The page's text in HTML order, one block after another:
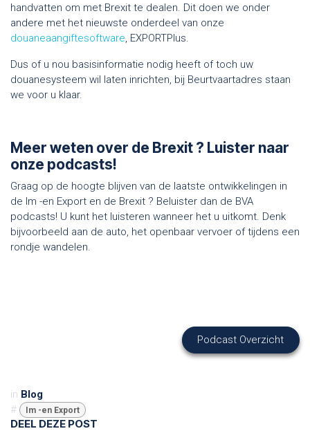
handvatten om met Brexit te dealen. Dit doen we onder
andere met het nieuwste onderdeel van onze
douaneaangiftesoftware, EXPORTPlus.
Dus of u nou basisinformatie nodig heeft of toch uw
douanesysteem wil laten inrichten, bij Beurtvaartadres staan
we voor u klaar.
Meer weten over de Brexit ? Luister naar
onze podcasts!
Graag op de hoogte blijven van de laatste ontwikkelingen in
de Im -en Export en de Brexit ? Beluister dan de BVA
podcasts! U kunt het luisteren wanneer het u uitkomt. Denk
bijvoorbeeld aan de auto, het openbaar vervoer of tijdens een
rondje wandelen.
Podcast Overzicht
in Blog
#
Im -en Export
DEEL DEZE POST